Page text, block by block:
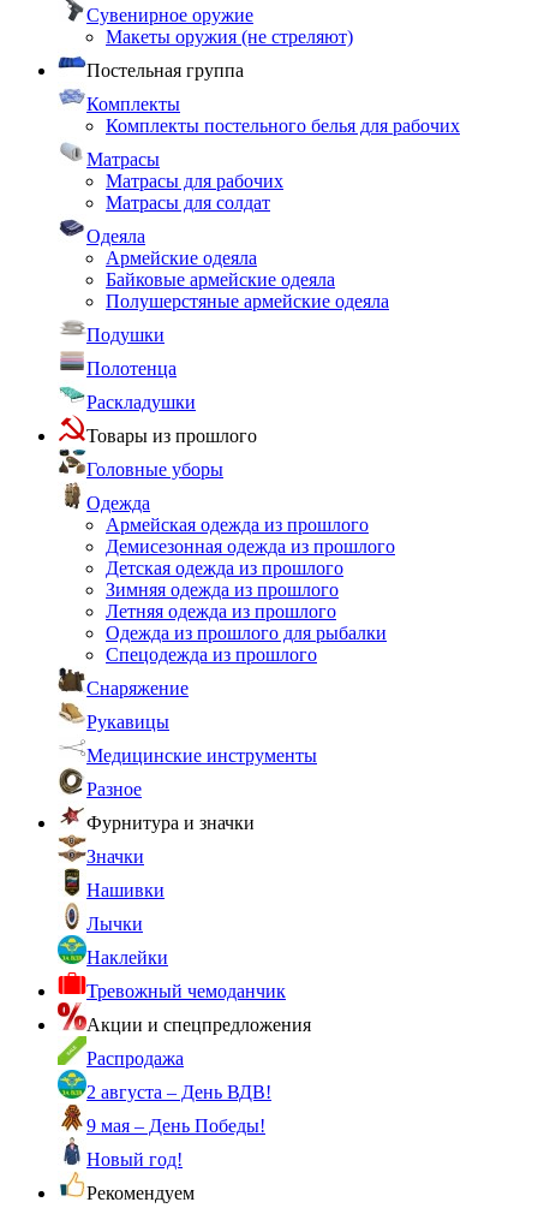
Сувенирное оружие
Макеты оружия (не стреляют)
Постельная группа
Комплекты
Комплекты постельного белья для рабочих
Матрасы
Матрасы для рабочих
Матрасы для солдат
Одеяла
Армейские одеяла
Байковые армейские одеяла
Полушерстяные армейские одеяла
Подушки
Полотенца
Раскладушки
Товары из прошлого
Головные уборы
Одежда
Армейская одежда из прошлого
Демисезонная одежда из прошлого
Детская одежда из прошлого
Зимняя одежда из прошлого
Летняя одежда из прошлого
Одежда из прошлого для рыбалки
Спецодежда из прошлого
Снаряжение
Рукавицы
Медицинские инструменты
Разное
Фурнитура и значки
Значки
Нашивки
Лычки
Наклейки
Тревожный чемоданчик
Акции и спецпредложения
Распродажа
2 августа – День ВДВ!
9 мая – День Победы!
Новый год!
Рекомендуем